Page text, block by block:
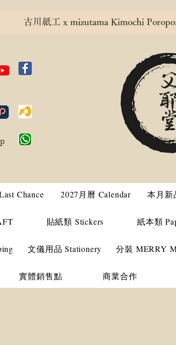
古川紙工 x mizutama Kimochi
Chance 2027月曆 Calendar 本月新
貼紙類 Stickers 紙本類
文儀用品 Stationery 分裝 MERRY
實體銷售點 商業合作